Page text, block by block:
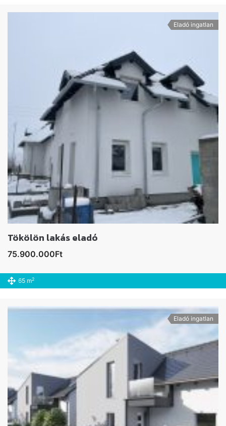
Eladó ingatlan
Tökölön lakás eladó
75.900.000Ft
65 m2
Eladó ingatlan